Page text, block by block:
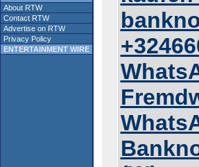
About RTW
Contact RTW
Advertise on RTW
Privacy Policy
ENTERTAINMENT WIRE